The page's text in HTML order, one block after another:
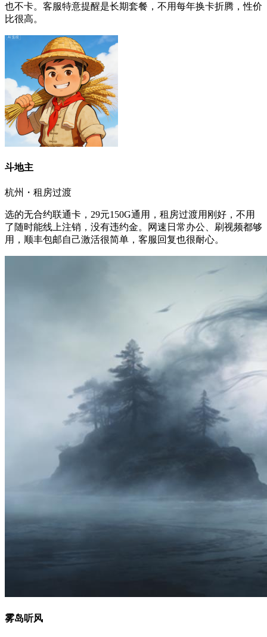
也不卡。客服特意提醒是长期套餐，不用每年换卡折腾，性价
比很高。
斗地主
杭州・租房过渡
选的无合约联通卡，29元150G通用，租房过渡用刚好，不用
了随时能线上注销，没有违约金。网速日常办公、刷视频都够
用，顺丰包邮自己激活很简单，客服回复也很耐心。
雾岛听风